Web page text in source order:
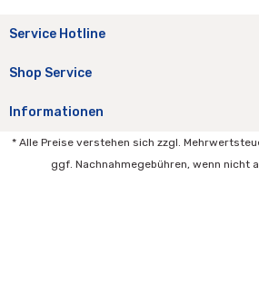
Service Hotline
Shop Service
Informationen
* Alle Preise verstehen sich zzgl.
ggf. Nachnahmegebühren, wenn nicht